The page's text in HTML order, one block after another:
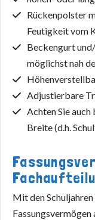
Rückenpolster
Feutigkeit vom
Beckengurt
möglichst nah
Adjustierbare
Achten Sie
Breite (d.h.
Mit den
Fassungsvermögen